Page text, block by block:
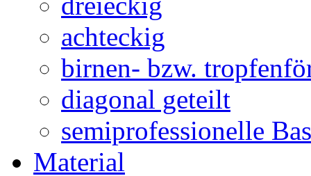
achteckig
birnen- bzw.
diagonal geteilt
semiprofessionelle
Material